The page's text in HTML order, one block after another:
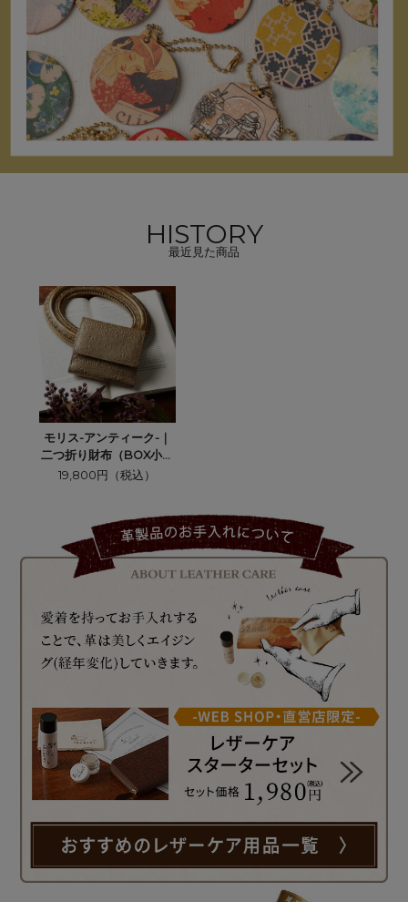
HISTORY
最近見た商品
モリス-アンティーク-｜
二つ折り財布（BOX小銭
入れタイプ）＜アンティ
19,800円（税込）